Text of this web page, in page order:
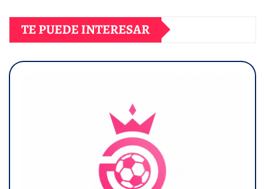
TE PUEDE INTERESAR